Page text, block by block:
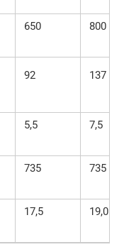
650 800
92 137
5,5 7,5
735 735
17,5 19,0